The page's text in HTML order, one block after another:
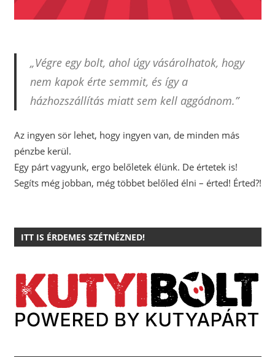
„Végre egy bolt, ahol úgy vásárolhatok, hogy
nem kapok érte semmit, és így a
házhozszállítás miatt sem kell aggódnom.”
Az ingyen sör lehet, hogy ingyen van, de minden más
pénzbe kerül.
Egy párt vagyunk, ergo belőletek élünk. De értetek is!
Segíts még jobban, még többet belőled élni – érted! Érted?!
ITT IS ÉRDEMES SZÉTNÉZNED!